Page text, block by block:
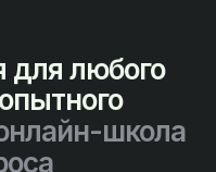
для любого
школа